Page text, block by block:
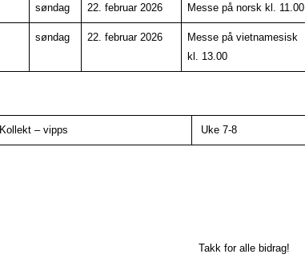
søndag 22. februar 2026 Messe på norsk kl. 11.00
søndag 22. februar 2026
Messe på vietnamesisk
kl. 13.00
Kollekt – vipps Uke 7-8
Takk for alle bidrag!